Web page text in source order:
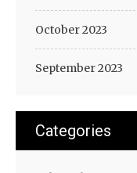
October 2023
September 2023
Categories